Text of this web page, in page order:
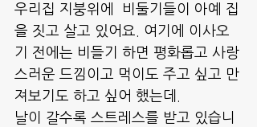
우리집 지붕위에  비둘기들이 아예 집
을 짓고 살고 있어요. 여기에 이사오
기 전에는 비들기 하면 평화롭고 사랑
스러운 드낌이고 먹이도 주고 싶고 만
져보기도 하고 싶어 했는데.
날이 갈수록 스트레스를 받고 있습니